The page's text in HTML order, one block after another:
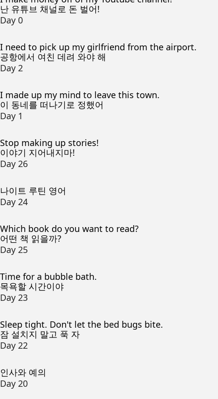
난 유튜브 채널로 돈 벌어!
Day 0
I need to pick up my girlfriend from the airport.
공항에서 여친 데려 와야 해
Day 2
I made up my mind to leave this town.
이 동네를 떠나기로 정했어
Day 1
Stop making up stories!
이야기 지어내지마!
Day 26
나이트 루틴 영어
Day 24
Which book do you want to read?
어떤 책 읽을까?
Day 25
Time for a bubble bath.
목욕할 시간이야
Day 23
Sleep tight. Don't let the bed bugs bite.
잠 설치지 말고 푹 자
Day 22
인사와 예의
Day 20